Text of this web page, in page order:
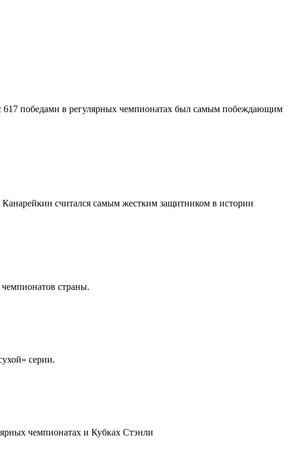
617 победами в регулярных чемпионатах был самым побеждающим
считался самым жестким защитником в истории
страны.
серии.
чемпионатах и Кубках Стэнли